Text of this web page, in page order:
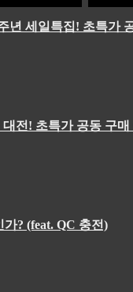
년 세일특집! 초특가
전! 초특가 공동 구매
? (feat. QC 충전)